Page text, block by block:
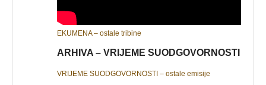
EKUMENA – ostale tribine
ARHIVA – VRIJEME SUODGOVORNOSTI
VRIJEME SUODGOVORNOSTI – ostale emisije